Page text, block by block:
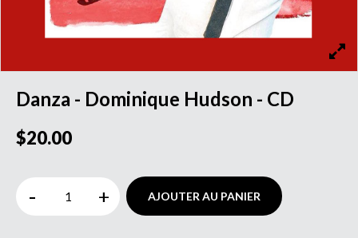
Danza - Dominique Hudson - CD
$20.00
- + AJOUTER AU PANIER